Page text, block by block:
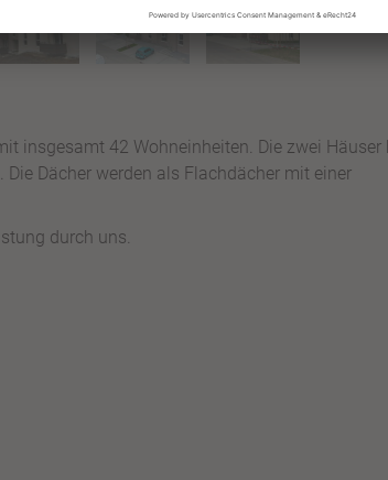
insgesamt 42 Wohneinheiten. Die zwei Häuser
Dächer werden als Flachdächer mit einer
durch uns.